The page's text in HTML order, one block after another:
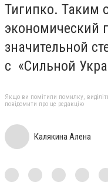
Тигипко. Таким
экономический
значительной
с «Сильной
Якщо ви помітили помилку,
повідомити про це редакцію
Калякина Алена